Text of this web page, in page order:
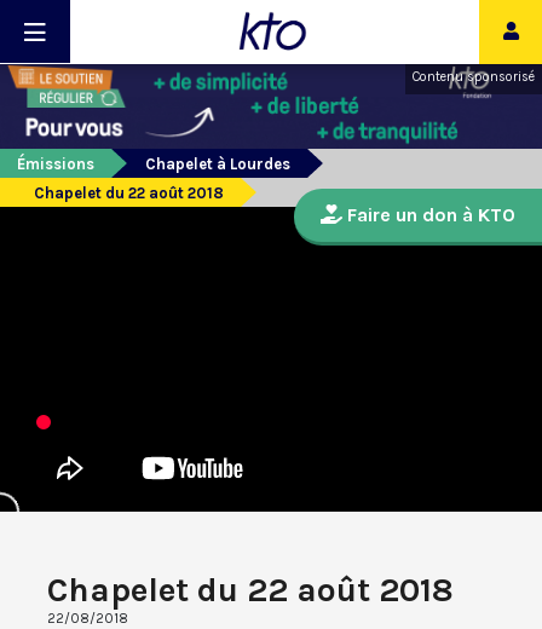
Contenu sponsorisé
Émissions
Chapelet à Lourdes
Chapelet du 22 août 2018
Chapelet du 22 août 2018
22/08/2018
Faire un don à KTO